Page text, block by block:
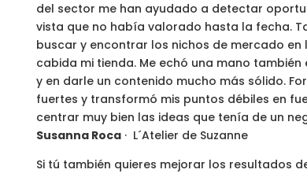
del sector me han ayudado a detectar
vista que no había valorado hasta la fecha.
buscar y encontrar los nichos de mercado
cabida mi tienda. Me echó una mano también
y en darle un contenido mucho más sólido.
fuertes y transformó mis puntos débiles en
centrar muy bien las ideas que tenía de un
Susanna Roca· L´Atelier de Suzanne
Si tú también quieres mejorar los resultados